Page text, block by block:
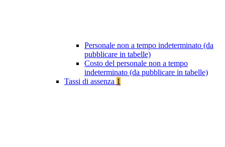
Personale non a tempo indeterminato (da
pubblicare in tabelle)
Costo del personale non a tempo
indeterminato (da pubblicare in tabelle)
Tassi di assenza 1